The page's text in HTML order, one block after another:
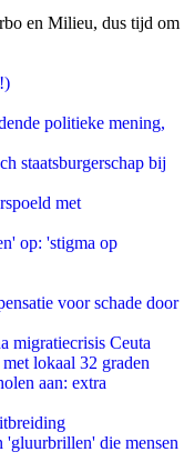
en Milieu, dus tijd om
politieke mening,
staatsburgerschap bij
met
op: 'stigma op
voor schade door
migratiecrisis Ceuta
lokaal 32 graden
aan: extra
die mensen